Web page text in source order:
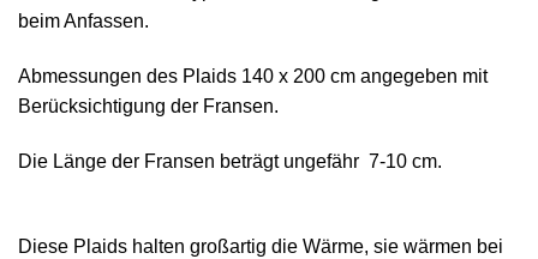
beim Anfassen.
Abmessungen des Plaids 140 х 200 cm angegeben mit
Berücksichtigung der Fransen.
Die Länge der Fransen beträgt ungefähr 7-10 cm.
Diese Plaids halten großartig die Wärme, sie wärmen bei